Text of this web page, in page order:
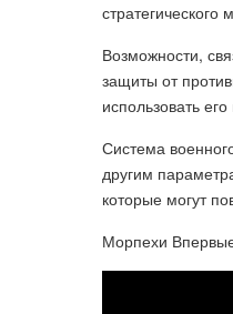
Возможности,
защиты от
использовать
Система
другим
которые могут
Морпехи